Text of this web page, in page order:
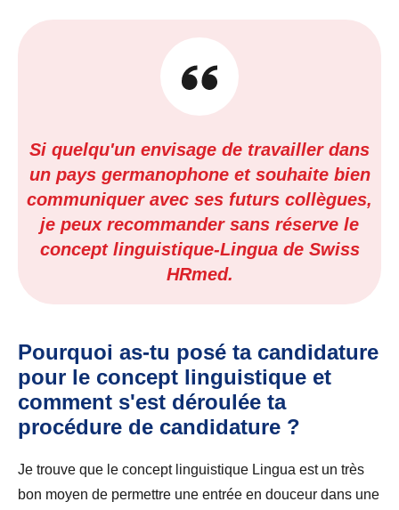
Si quelqu'un envisage de travailler dans
un pays germanophone et souhaite bien
communiquer avec ses futurs collègues,
je peux recommander sans réserve le
concept linguistique-Lingua de Swiss
HRmed.
Pourquoi as-tu posé ta candidature
pour le concept linguistique et
comment s'est déroulée ta
procédure de candidature ?
Je trouve que le concept linguistique Lingua est un très
bon moyen de permettre une entrée en douceur dans une